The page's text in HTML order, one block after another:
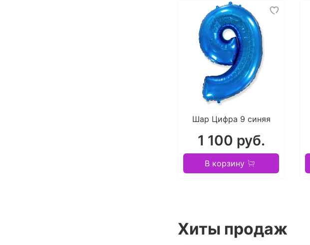
Шар Цифра 9 синяя
1 100 руб.
В корзину
Хиты продаж